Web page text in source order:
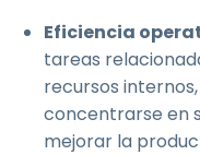
Eficiencia
tareas
recursos
concentrarse en
mejorar la